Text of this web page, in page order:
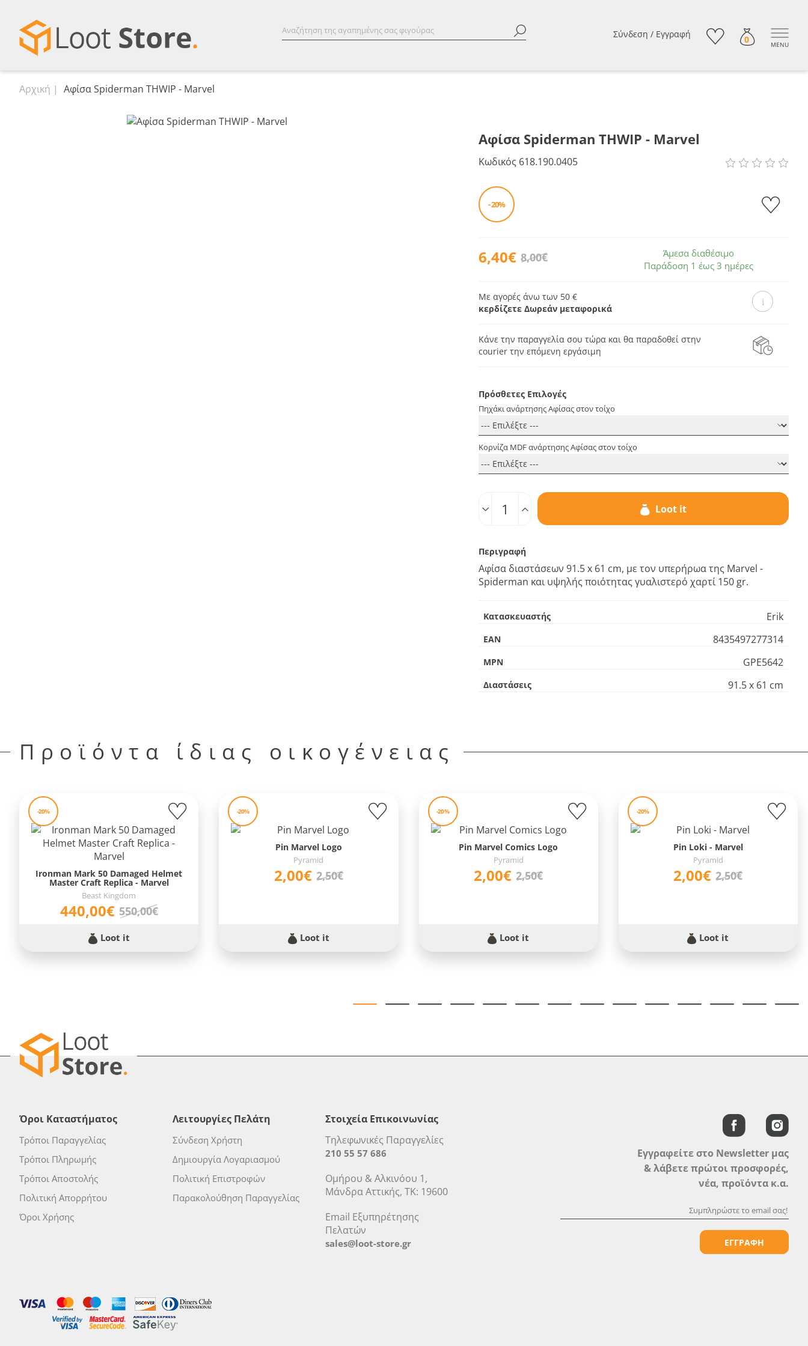
Σύνδεση / Εγγραφή 0 MENU
Αρχική Αφίσα Spiderman THWIP - Marvel
Αφίσα Spiderman THWIP - Marvel
Κωδικός 618.190.0405
- 20%
6,40€ 8,00€
Άμεσα διαθέσιμο
Παράδοση 1 έως 3 ημέρες
Με αγορές άνω των 50 €
κερδίζετε Δωρεάν μεταφορικά
Κάνε την παραγγελία σου τώρα και θα παραδοθεί στην
courier την επόμενη εργάσιμη
Πρόσθετες Επιλογές
Πηχάκι ανάρτησης Αφίσας στον τοίχο
Κορνίζα MDF ανάρτησης Αφίσας στον τοίχο
Loot it
Περιγραφή
Αφίσα διαστάσεων 91.5 x 61 cm, με τον υπερήρωα της Marvel -
Spiderman και υψηλής ποιότητας γυαλιστερό χαρτί 150 gr.
Κατασκευαστής Erik
EAN 8435497277314
MPN GPE5642
Διαστάσεις 91.5 x 61 cm
Προϊόντα ίδιας οικογένειας
-20%
Ironman Mark 50 Damaged Helmet
Master Craft Replica - Marvel
Beast Kingdom
440,00€ 550,00€
Loot it
-20%
Pin Marvel Logo
Pyramid
2,00€ 2,50€
Loot it
-20%
Pin Marvel Comics Logo
Pyramid
2,00€ 2,50€
Loot it
-20%
Pin Loki - Marvel
Pyramid
2,00€ 2,50€
Loot it
Όροι Καταστήματος
Τρόποι Παραγγελίας
Τρόποι Πληρωμής
Τρόποι Αποστολής
Πολιτική Απορρήτου
Όροι Χρήσης
Λειτουργίες Πελάτη
Σύνδεση Χρήστη
Δημιουργία Λογαριασμού
Πολιτική Επιστροφών
Παρακολούθηση Παραγγελίας
Στοιχεία Επικοινωνίας
Τηλεφωνικές Παραγγελίες
210 55 57 686
Ομήρου & Αλκινόου 1,
Μάνδρα Αττικής, ΤΚ: 19600
Email Εξυπηρέτησης
Πελατών
sales@loot-store.gr
Εγγραφείτε στο Newsletter μας
& λάβετε πρώτοι προσφορές,
νέα, προϊόντα κ.α.
ΕΓΓΡΑΦΗ